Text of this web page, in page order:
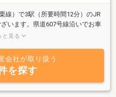
線）で3駅（所要時間12分）のJR
います。県道607号線沿いでお車
に駐車場も店舗前にございま
サービスも行っておりますので、
と見る
会社が取り扱う
を探す